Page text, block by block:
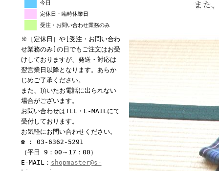
今日
定休日・臨時休業日
受注・お問い合わせ業務のみ
※［定休日］や[受注・お問い合わ
せ業務のみ]の日でもご注文はお受
けしておりますが、発送・対応は
翌営業日以降となります。あらか
じめご了承ください。
また、頂いたお電話に出られない
場合がございます。
お問い合わせはTEL・E-MAILにて
受付しております。
お気軽にお問い合わせください。
☎ : 03-6362-5291
（平日 9：00～17：00）
E-MAIL： shopmaster@s-